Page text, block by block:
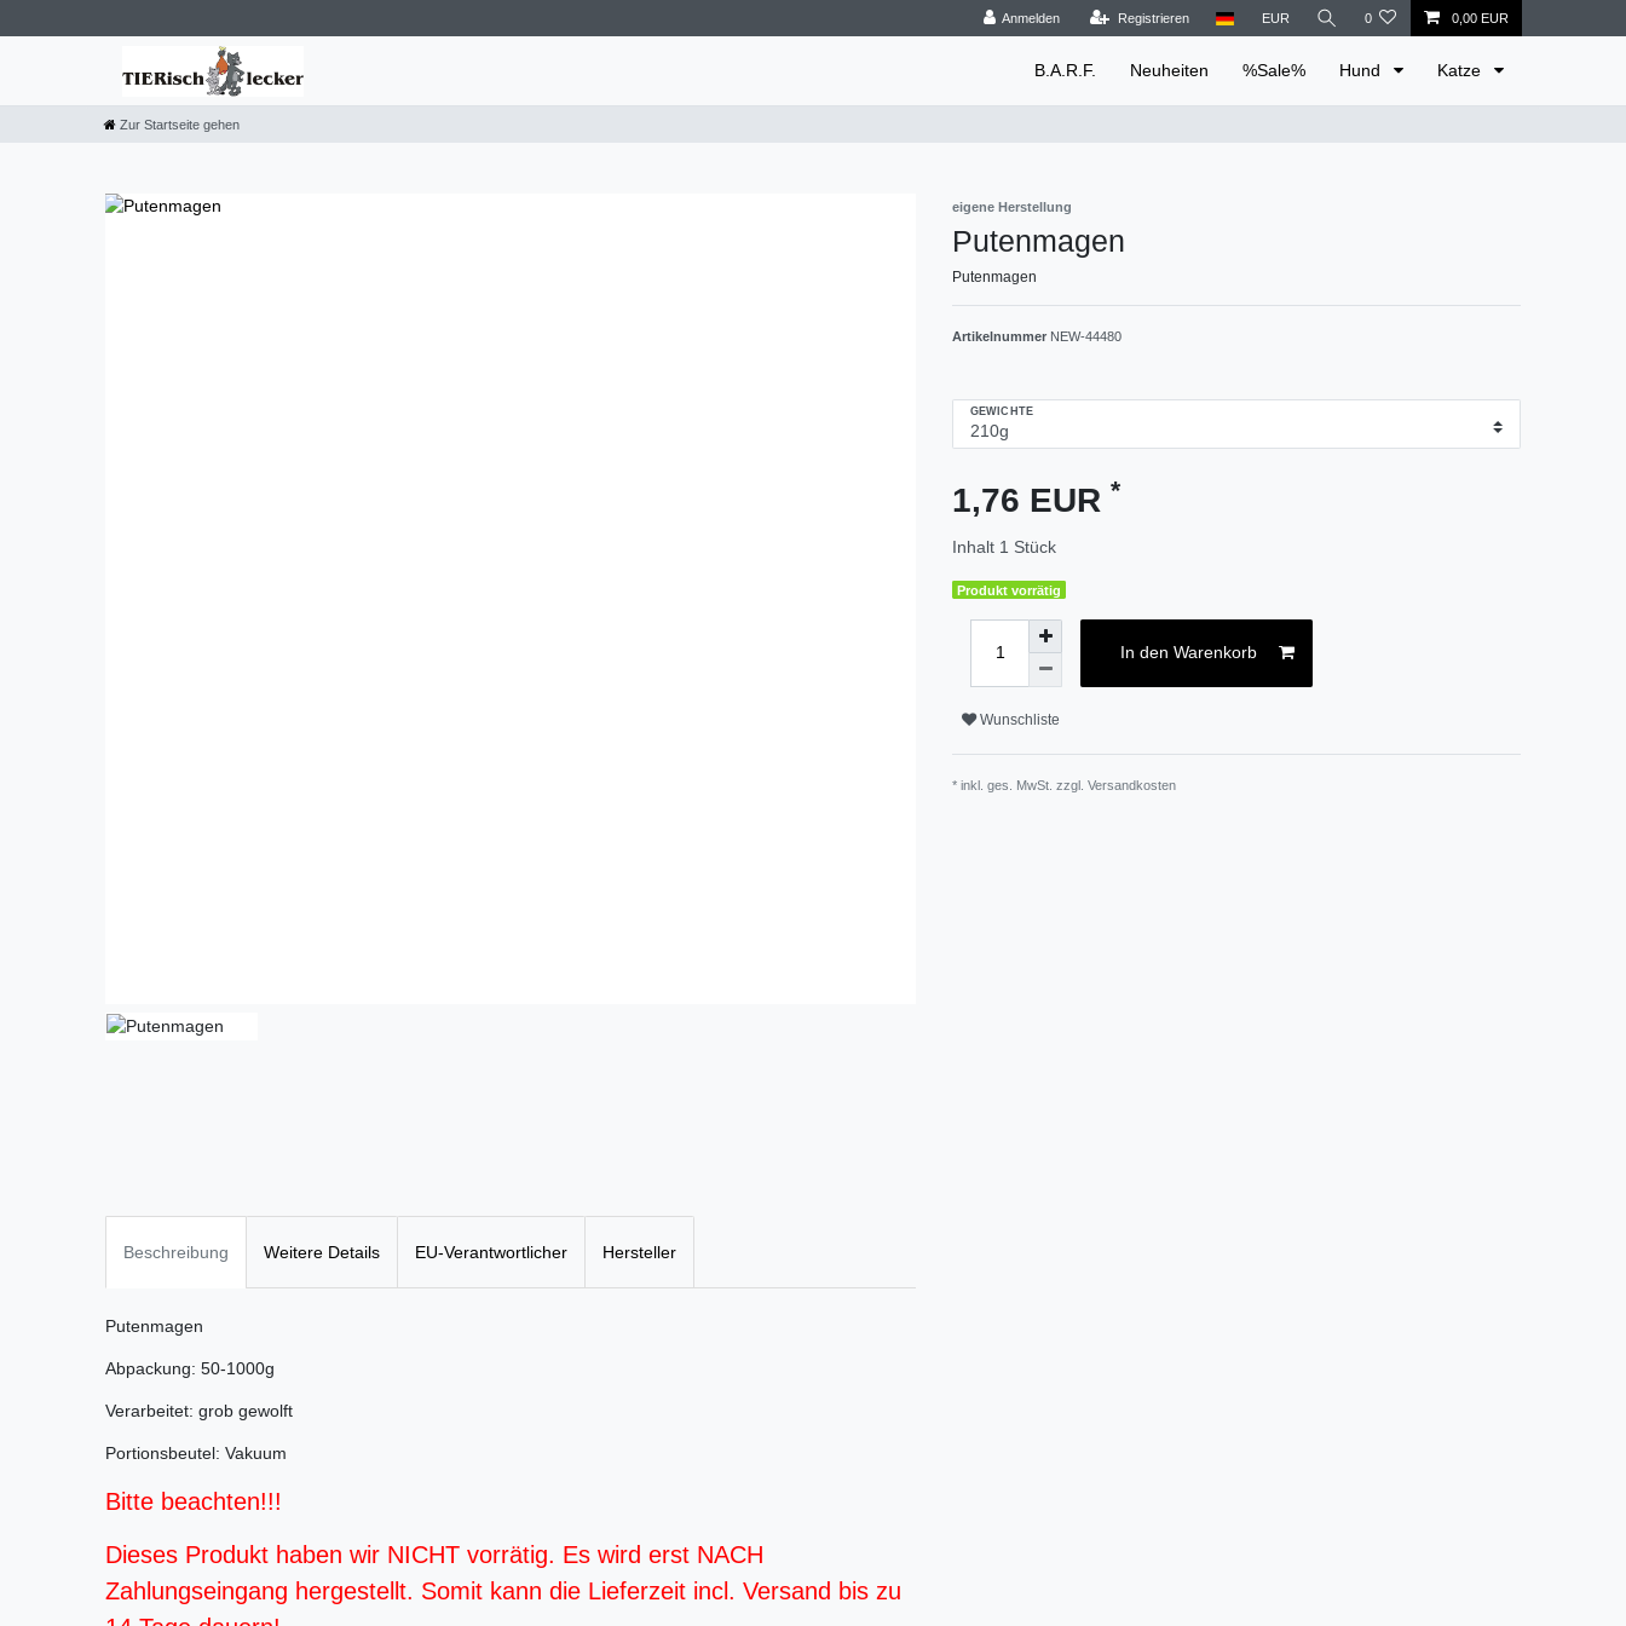
Anmelden Registrieren EUR 0 0,00 EUR
B.A.R.F. Neuheiten %Sale% Hund Katze
Zur Startseite gehen
eigene Herstellung
Putenmagen
Putenmagen
Artikelnummer NEW-44480
GEWICHTE
1,76 EUR *
Inhalt 1 Stück
Produkt vorrätig
In den Warenkorb
Wunschliste
* inkl. ges. MwSt. zzgl. Versandkosten
Beschreibung Weitere Details EU-Verantwortlicher Hersteller
Putenmagen
Abpackung: 50-1000g
Verarbeitet: grob gewolft
Portionsbeutel: Vakuum
Bitte beachten!!!
Dieses Produkt haben wir NICHT vorrätig. Es wird erst NACH
Zahlungseingang hergestellt. Somit kann die Lieferzeit incl. Versand bis zu